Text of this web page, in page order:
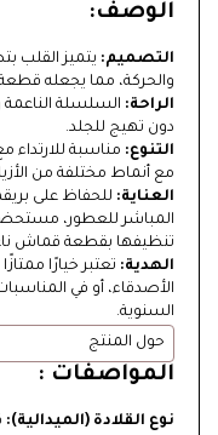
الوصف:
التصميم: يتميز القلب
والحركة، مما يجعله
الراحة: السلسلة الناعمة
دون تهيج للجلد.
التنوع: مناسبة للارتداء
مع أنماط مختلفة من
العناية: للحفاظ على
المباشر للعطور،
تنظيفها بقطعة قماش
الهدية: تعتبر خيارًا
الأصدقاء، أو في
السنوية.
حول المنتج
المواصفات :
نوع القلادة (الميدالية):